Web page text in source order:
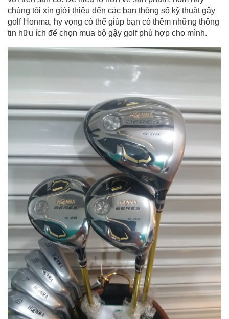
chúng tôi xin giới thiệu đến các bạn thông số kỹ thuật gậy
golf Honma, hy vọng có thể giúp bạn có thêm những thông
tin hữu ích để chọn mua bộ gậy golf phù hợp cho mình.